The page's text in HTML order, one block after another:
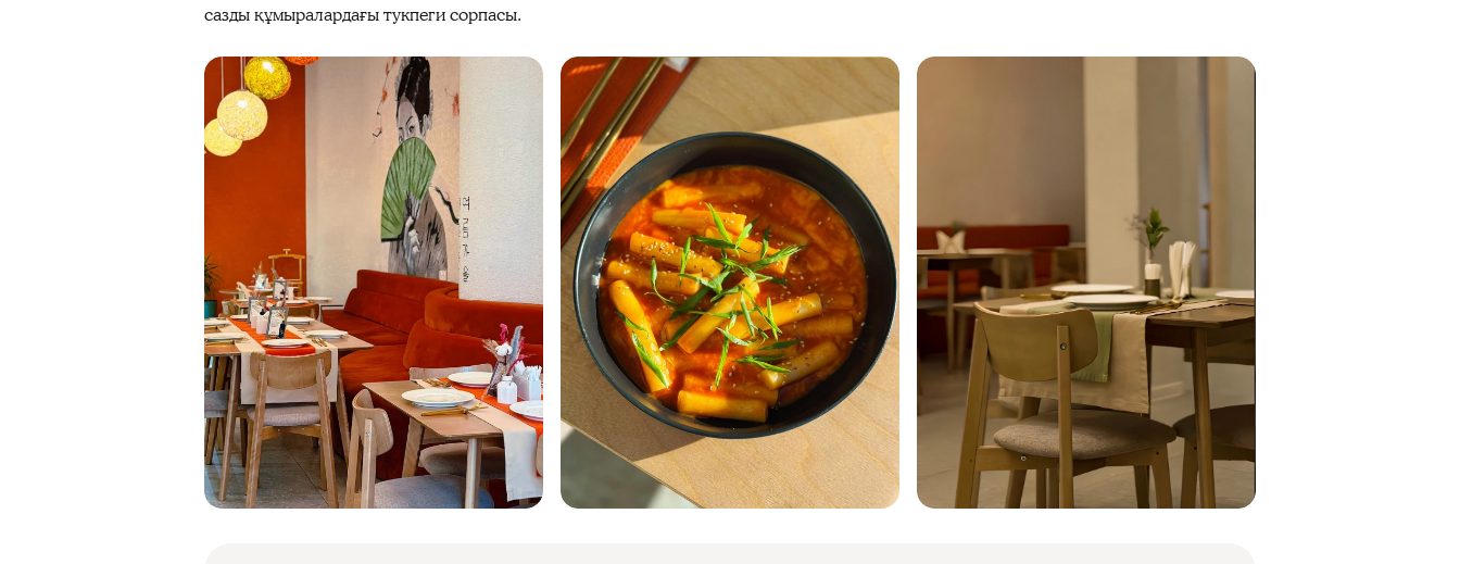
сазды құмыралардағы тукпеги сорпасы.